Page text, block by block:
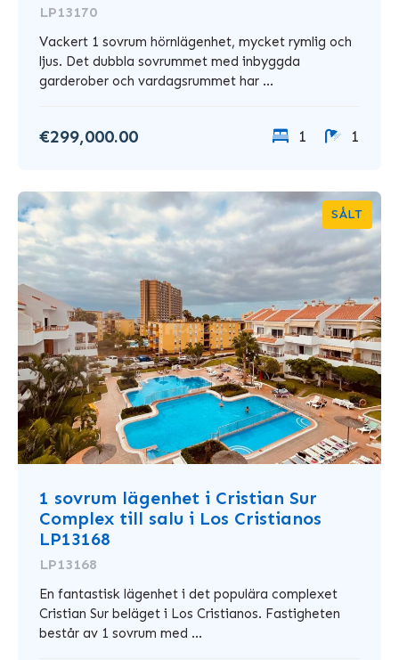
LP13170
Vackert 1 sovrum hörnlägenhet, mycket rymlig och
ljus. Det dubbla sovrummet med inbyggda
garderober och vardagsrummet har ...
€299,000.00 1 1
SÅLT
1 sovrum lägenhet i Cristian Sur
Complex till salu i Los Cristianos
LP13168
LP13168
En fantastisk lägenhet i det populära complexet
Cristian Sur beläget i Los Cristianos. Fastigheten
består av 1 sovrum med ...